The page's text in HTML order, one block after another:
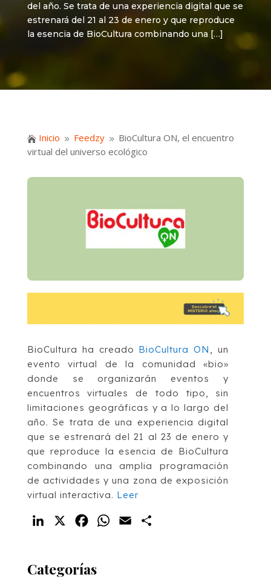
del año. Se trata de una experiencia digital que se
estrenará del 21 al 23 de enero y que reproduce
la esencia de BioCultura combinando una […]
 Inicio 9 Feedzy 9 BioCultura ON, el encuentro
virtual del universo ecológico
BioCultura ha creado BioCultura ON , un
evento virtual de la comunidad «bio»
donde se organizarán eventos y
encuentros virtuales de todo tipo, sin
limitaciones geográficas y a lo largo del
año. Se trata de una experiencia digital
que se estrenará del 21 al 23 de enero y
que reproduce la esencia de BioCultura
combinando una amplia programación
de actividades y una zona de exposición
virtual interactiva. Leer
LinkedIn FacebookWhatsApp
Email
Categorías